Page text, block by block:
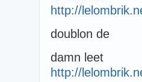
http://
doublon de
damn leet
http://